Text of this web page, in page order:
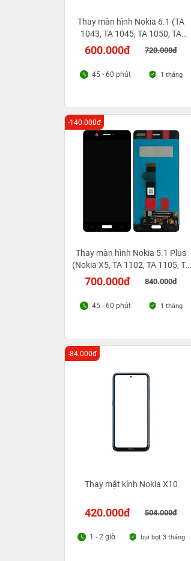
Thay màn hình Nokia 6.1 (TA
1043, TA 1045, TA 1050, TA
1054, TA 1068)
600.000đ 720.000đ
45 - 60 phút 1 tháng
Thay màn hình Nokia 5.1 Plus
(Nokia X5, TA 1102, TA 1105, TA
1120)
700.000đ 840.000đ
-140.000đ
45 - 60 phút 1 tháng
Thay mặt kính Nokia X10
420.000đ 504.000đ
-84.000đ
1 - 2 giờ bụi bọt 3 tháng